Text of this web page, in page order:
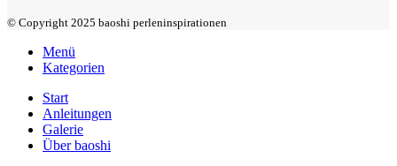
© Copyright 2025 baoshi perleninspirationen
Menü
Kategorien
Start
Anleitungen
Galerie
Über baoshi